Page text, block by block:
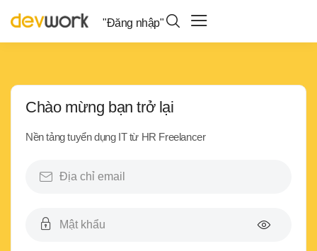
"Đăng nhập"
Chào mừng bạn trở lại
Nền tảng tuyển dụng IT từ HR Freelancer